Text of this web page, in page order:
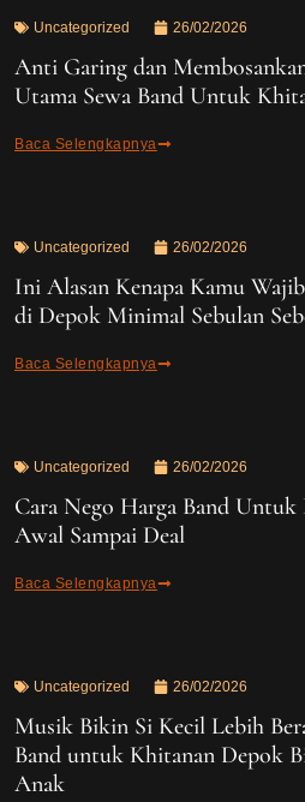
Uncategorized 26/02/2026
Anti Garing dan
Utama Sewa Band Untuk
Baca Selengkapnya
Uncategorized 26/02/2026
Ini Alasan Kenapa Kamu
di Depok Minimal Sebulan
Baca Selengkapnya
Uncategorized 26/02/2026
Cara Nego Harga Band
Awal Sampai Deal
Baca Selengkapnya
Uncategorized 26/02/2026
Musik Bikin Si Kecil Lebih
Band untuk Khitanan Depok
Anak